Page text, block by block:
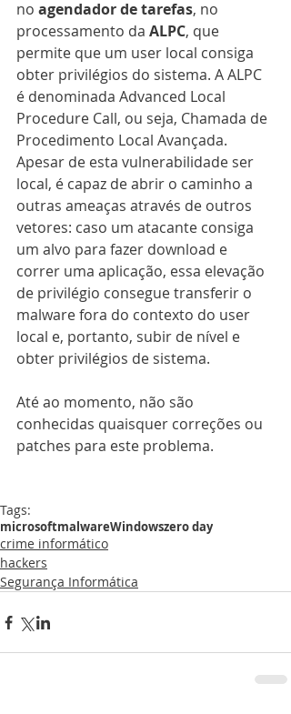
no agendador de tarefas, no
processamento da ALPC, que
permite que um user local consiga
obter privilégios do sistema. A ALPC
é denominada Advanced Local
Procedure Call, ou seja, Chamada de
Procedimento Local Avançada.
Apesar de esta vulnerabilidade ser
local, é capaz de abrir o caminho a
outras ameaças através de outros
vetores: caso um atacante consiga
um alvo para fazer download e
correr uma aplicação, essa elevação
de privilégio consegue transferir o
malware fora do contexto do user
local e, portanto, subir de nível e
obter privilégios de sistema.
Até ao momento, não são
conhecidas quaisquer correções ou
patches para este problema.
Tags:
microsoftmalwareWindowszero day
crime informático
hackers
Segurança Informática